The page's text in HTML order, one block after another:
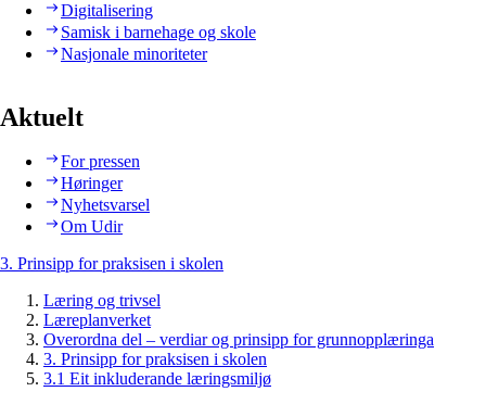
Digitalisering
Samisk i barnehage og skole
Nasjonale minoriteter
Aktuelt
For pressen
Høringer
Nyhetsvarsel
Om Udir
3. Prinsipp for praksisen i skolen
Læring og trivsel
Læreplanverket
Overordna del – verdiar og prinsipp for grunnopplæringa
3. Prinsipp for praksisen i skolen
3.1 Eit inkluderande læringsmiljø